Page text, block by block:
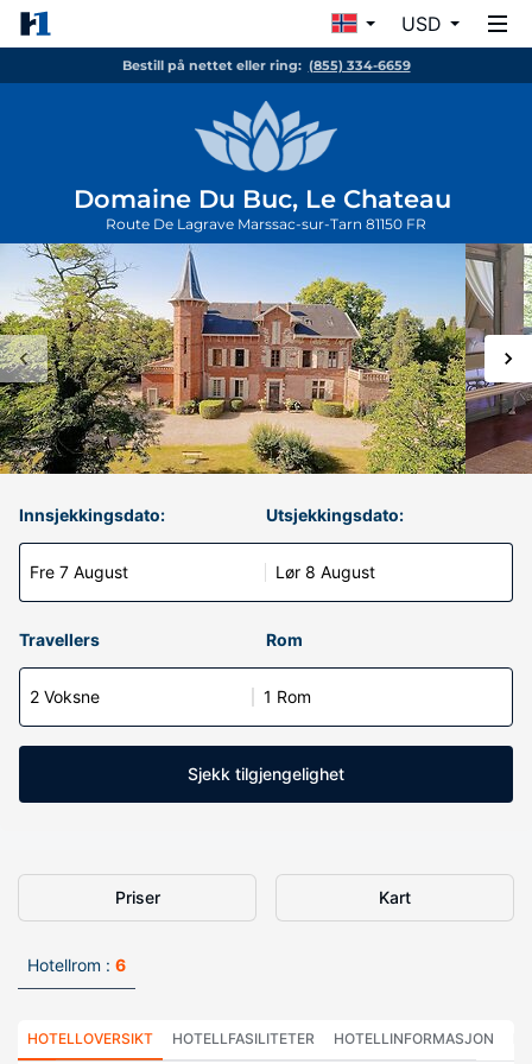
USD
Bestill på nettet eller ring: (855) 334-6659
Domaine Du Buc, Le Chateau
Route De Lagrave Marssac-sur-Tarn 81150 FR
Innsjekkingsdato:
Fre 7 August
Utsjekkingsdato:
Lør 8 August
Travellers Rom
2 Voksne 1 Rom
Sjekk tilgjengelighet
Priser Kart
Hotellrom : 6
HOTELLOVERSIKT HOTELLFASILITETER HOTELLINFORMASJON